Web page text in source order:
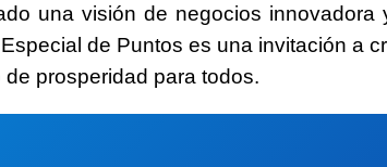
una visión de negocios innovadora
de Puntos es una invitación a
prosperidad para todos.